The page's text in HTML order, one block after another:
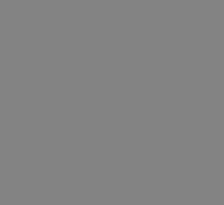
χρήστης πριν
λόγω ιστότοπο.